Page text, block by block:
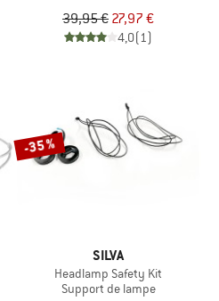
39,95 € 27,97 €
4,0(1)
-35 %
SILVA
Headlamp Safety Kit
Support de lampe